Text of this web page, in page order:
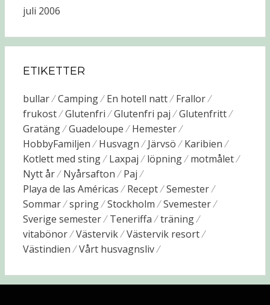
juli 2006
ETIKETTER
bullar Camping En hotell natt
Frallor
frukost
Glutenfri Glutenfri paj
Glutenfritt
Gratäng
Guadeloupe
Hemester
HobbyFamiljen
Husvagn Järvsö
Karibien
Kotlett med sting
Laxpaj löpning
motmålet
Nytt år
Nyårsafton
Paj
Playa de las Américas
Recept
Semester
Sommar
spring Stockholm
Svemester
Sverige semester
Teneriffa
träning
vitabönor
Västervik
Västervik resort
Västindien
Vårt husvagnsliv